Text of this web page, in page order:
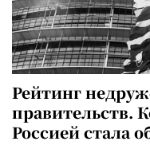
Рейтинг
правительств.
Россией стала